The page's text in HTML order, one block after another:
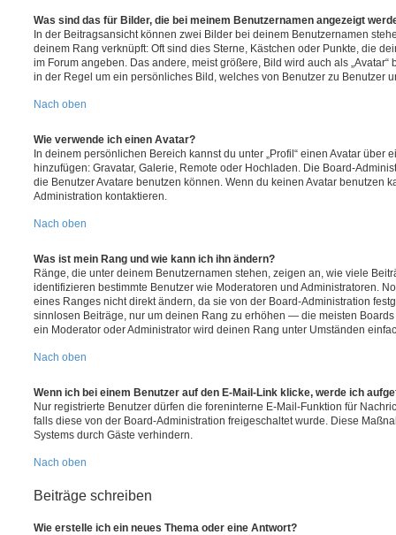
Was sind das für Bilder, die bei meinem Benutzernamen angezeigt
In der Beitragsansicht können zwei Bilder bei deinem Benutzernamen
deinem Rang verknüpft: Oft sind dies Sterne, Kästchen oder Punkte, die
im Forum angeben. Das andere, meist größere, Bild wird auch als
in der Regel um ein persönliches Bild, welches von Benutzer zu Benutzer
Nach oben
Wie verwende ich einen Avatar?
In deinem persönlichen Bereich kannst du unter „Profil“ einen Avatar über
hinzufügen: Gravatar, Galerie, Remote oder Hochladen. Die Board-
die Benutzer Avatare benutzen können. Wenn du keinen Avatar benutzen
Administration kontaktieren.
Nach oben
Was ist mein Rang und wie kann ich ihn ändern?
Ränge, die unter deinem Benutzernamen stehen, zeigen an, wie viele
identifizieren bestimmte Benutzer wie Moderatoren und Administratoren.
eines Ranges nicht direkt ändern, da sie von der Board-Administration
sinnlosen Beiträge, nur um deinen Rang zu erhöhen — die meisten
ein Moderator oder Administrator wird deinen Rang unter Umständen
Nach oben
Wenn ich bei einem Benutzer auf den E-Mail-Link klicke, werde ich
Nur registrierte Benutzer dürfen die foreninterne E-Mail-Funktion für
falls diese von der Board-Administration freigeschaltet wurde. Diese
Systems durch Gäste verhindern.
Nach oben
Beiträge schreiben
Wie erstelle ich ein neues Thema oder eine Antwort?